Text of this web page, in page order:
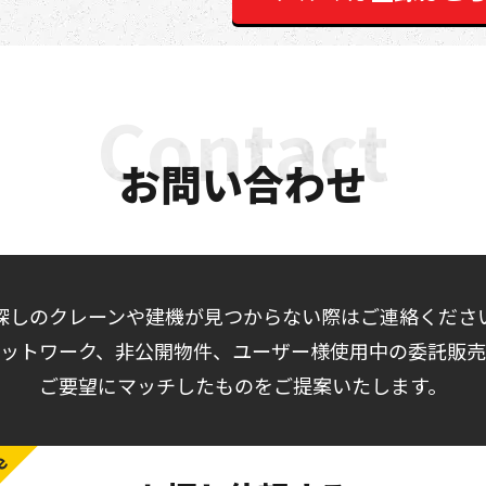
お問い合わせ
しのクレーンや建機が見つからない際はご連絡くださ
トワーク、非公開物件、ユーザー様使用中の委託販
ご要望にマッチしたものをご提案いたします。